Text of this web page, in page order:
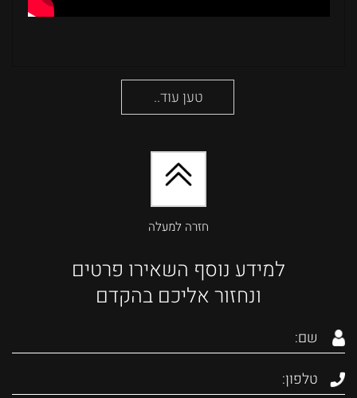
טען עוד..
חזרה למעלה
למידע נוסף השאירו פרטים
ונחזור אליכם בהקדם